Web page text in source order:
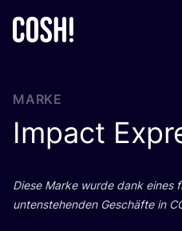
MARKE
Impact
Die­se Mar­ke wur­de dank eines
unten­ste­hen­den Geschäf­te in